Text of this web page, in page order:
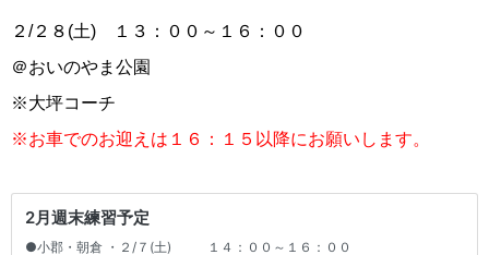
２/２８(土) １３：００～１６：００
＠おいのやま公園
※大坪コーチ
※お車でのお迎えは１６：１５以降にお願いします。